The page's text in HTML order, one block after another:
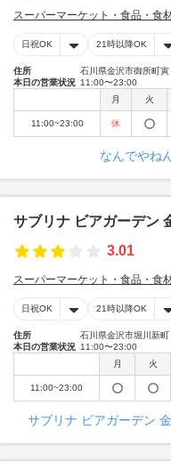
スーパーマーケット・食品・食
日祝OK 21時以降OK
住所
石川県金沢市御所町寅
本日の営業状況 11:00〜23:00
月
火
11:00~23:00 休
なんでやね
サブリナ ビアガーデン
3.01
スーパーマーケット・食品・食
日祝OK 21時以降OK
住所
石川県金沢市堀川新町
本日の営業状況 11:00〜23:00
月
火
11:00~23:00
サブリナ ビアガーデン